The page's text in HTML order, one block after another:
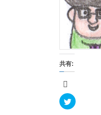
t
e
r
で
共
有
(
新
し
い
ウ
ィ
で
開
き
共有:
ク
リ